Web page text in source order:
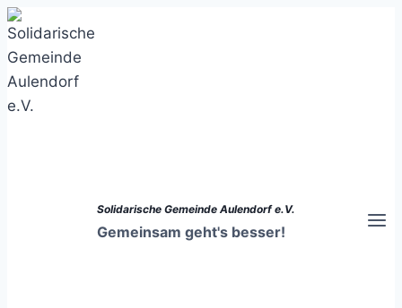
Zum
Inhalt
springen
Solidarische Gemeinde Aulendorf e.V.
Gemeinsam geht's besser!